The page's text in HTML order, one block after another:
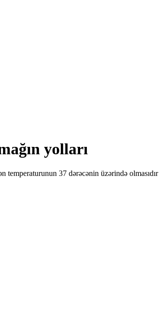
yolları
temperaturunun 37 dərəcənin üzərində olmasıdır